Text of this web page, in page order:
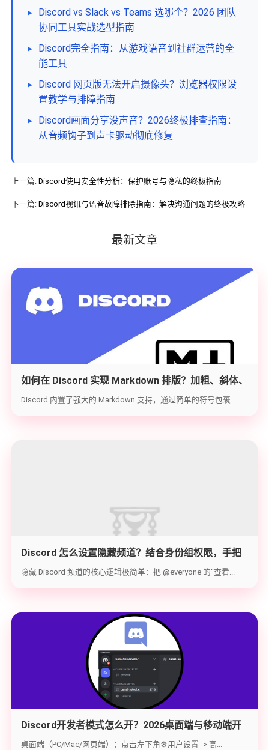
▸ Discord vs Slack vs Teams 选哪个？2026 团队
协同工具实战选型指南
▸ Discord完全指南：从游戏语音到社群运营的全
能工具
▸ Discord 网页版无法开启摄像头？浏览器权限设
置教学与排障指南
▸ Discord画面分享没声音？2026终极排查指南：
从音频钩子到声卡驱动彻底修复
上一篇: Discord使用安全性分析：保护账号与隐私的终极指南
下一篇: Discord视讯与语音故障排除指南：解决沟通问题的终极攻略
最新文章
如何在 Discord 实现 Markdown 排版？加粗、斜体、
代码块与隐藏文字教学
Discord 内置了强大的 Markdown 支持，通过简单的符号包裹...
Discord 怎么设置隐藏频道？结合身份组权限，手把
手教你打造 100% 私密的专属频道
隐藏 Discord 频道的核心逻辑极简单：把 @everyone 的“查看...
Discord开发者模式怎么开？2026桌面端与移动端开
启教程与获取ID指南
桌面端（PC/Mac/网页端）：点击左下角⚙️用户设置 -> 高...